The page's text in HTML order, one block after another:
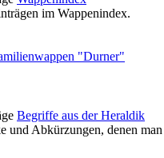
im Wappenindex.
"Durner"
Begriffe aus der Heraldik
und Abkürzungen, denen